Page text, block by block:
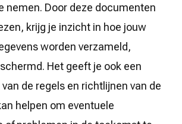
nemen. Door deze documenten
krijg je inzicht in hoe jouw
worden verzameld,
Het geeft je ook een
de regels en richtlijnen van de
helpen om eventuele